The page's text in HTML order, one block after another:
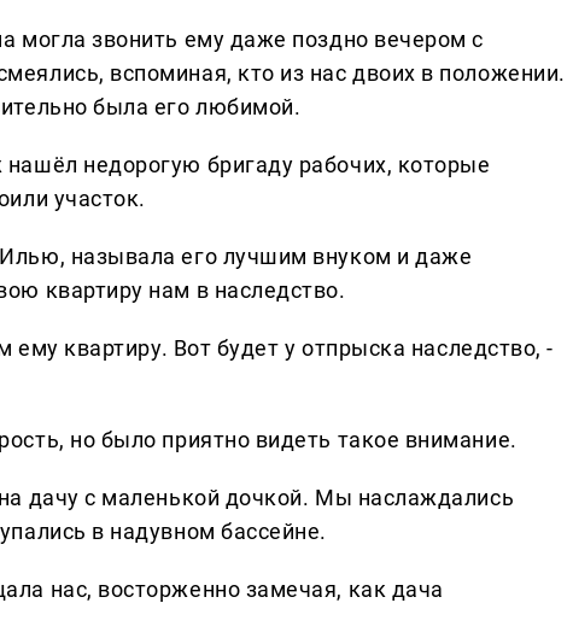
могла звонить ему даже поздно вечером с
вспоминая, кто из нас двоих в положении.
была его любимой.
недорогую бригаду рабочих, которые
участок.
называла его лучшим внуком и даже
квартиру нам в наследство.
квартиру. Вот будет у отпрыска наследство, -
но было приятно видеть такое внимание.
дачу с маленькой дочкой. Мы наслаждались
в надувном бассейне.
нас, восторженно замечая, как дача